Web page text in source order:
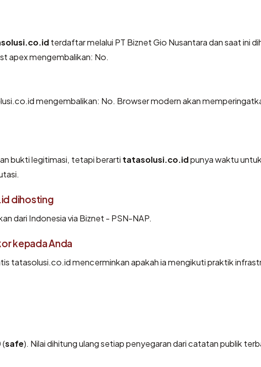
terdaftar melalui PT Biznet Gio Nusantara dan saat ini
apex mengembalikan: No.
mengembalikan: No. Browser modern akan
bukti legitimasi, tetapi berarti tatasolusi.co.idpunya waktu untuk
dihosting
dari Indonesia via Biznet - PSN-NAP.
kepada Anda
tatasolusi.co.id mencerminkan apakah ia mengikuti praktik
(safe). Nilai dihitung ulang setiap penyegaran dari catatan publik